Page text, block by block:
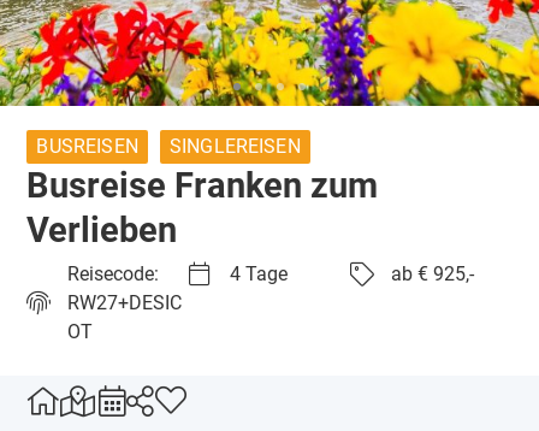
BUSREISEN SINGLEREISEN
Busreise Franken zum
Verlieben
Reisecode:
RW27+DESIC
OT
4 Tage ab € 925,-